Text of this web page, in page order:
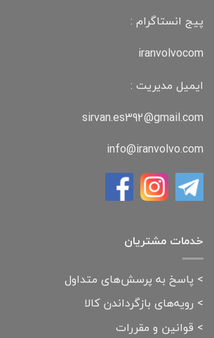
پیج انستاگرام :
iranvolvocom
ایمیل مدیریت :
sirvan.es392@gmail.com
info@iranvolvo.com
خدمات مشتریان
> پاسخ به پرسش‌های متداول
> رویه‌های بازگرداندن کالا
> قوانین و مقررات